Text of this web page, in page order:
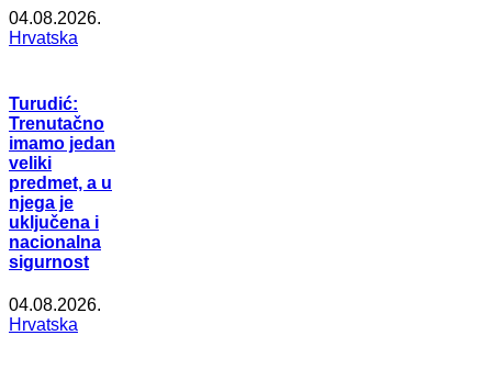
04.08.2026.
Hrvatska
Turudić:
Trenutačno
imamo jedan
veliki
predmet, a u
njega je
uključena i
nacionalna
sigurnost
04.08.2026.
Hrvatska